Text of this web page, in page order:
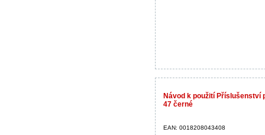
Návod k použití Příslušenství
47 černé
EAN: 0018208043408